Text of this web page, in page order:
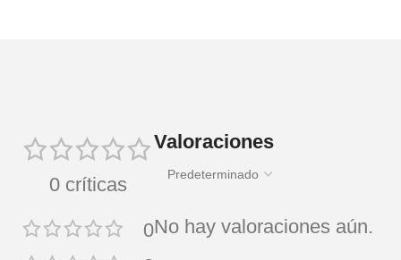
0 críticas
0
Valoraciones
No hay valoraciones aún.